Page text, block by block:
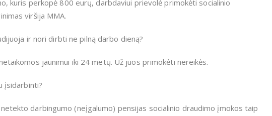
kuris perkopė 800 eurų, darbdaviui prievolė primokėti socialinio
viršija MMA.
ir nori dirbti ne pilną darbo dieną?
jaunimui iki 24 metų. Už juos primokėti nereikės.
įsidarbinti?
darbingumo (neįgalumo) pensijas socialinio draudimo įmokos taip